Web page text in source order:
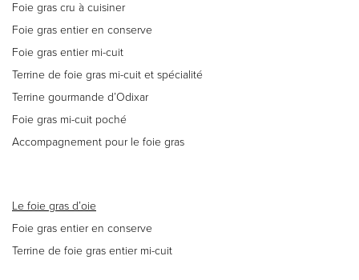
Foie gras cru à cuisiner
Foie gras entier en conserve
Foie gras entier mi-cuit
Terrine de foie gras mi-cuit et spécialité
Terrine gourmande d’Odixar
Foie gras mi-cuit poché
Accompagnement pour le foie gras
Le foie gras d’oie
Foie gras entier en conserve
Terrine de foie gras entier mi-cuit